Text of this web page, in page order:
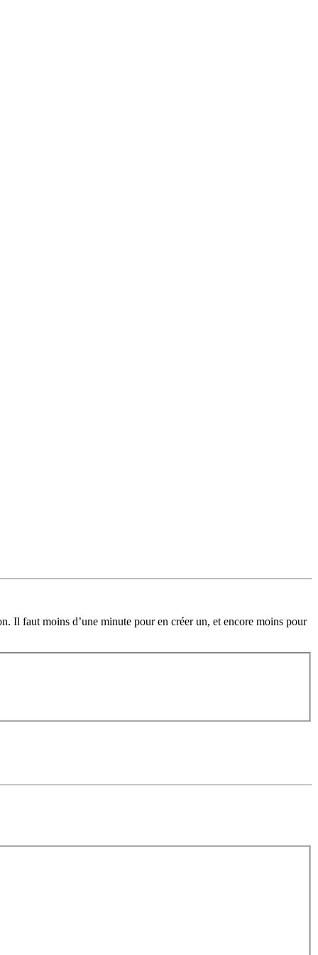
Il faut moins d’une minute pour en créer un, et encore moins pour